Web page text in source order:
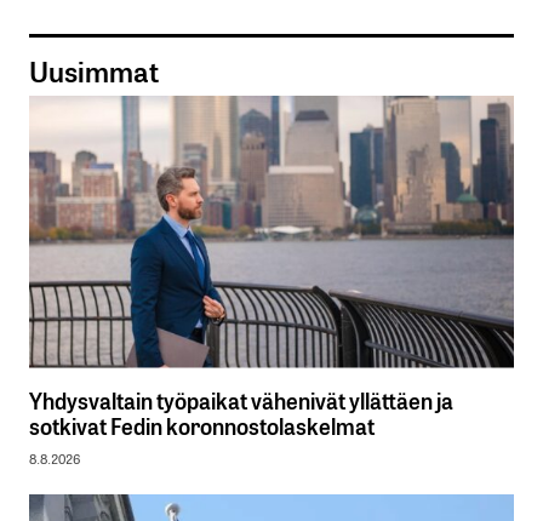
Uusimmat
Yhdysvaltain työpaikat vähenivät yllättäen ja
sotkivat Fedin koronnostolaskelmat
8.8.2026